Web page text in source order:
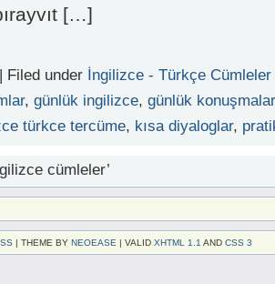
[…]
Filed under İngilizce - Türkçe Cümleler
, günlük ingilizce, günlük konuşmalar
türkce tercüme, kısa diyaloglar,
cümleler’
| THEME BY NEOEASE | VALID XHTML 1.1 AND CSS 3